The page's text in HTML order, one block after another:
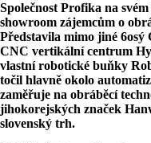
Společnost Profika na
showroom zájemcům o
Představila mimo jiné
CNC vertikální centrum
vlastní robotické buňky
točil hlavně okolo
zaměřuje na obráběcí
jihokorejských značek
slovenský trh.